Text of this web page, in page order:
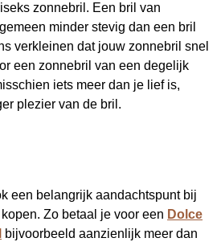
zonnebril. Een bril van
minder stevig dan een bril
verkleinen dat jouw zonnebril snel
een zonnebril van een degelijk
iets meer dan je lief is,
plezier van de bril.
een belangrijk aandachtspunt bij
Zo betaal je voor een Dolce
bijvoorbeeld aanzienlijk meer dan